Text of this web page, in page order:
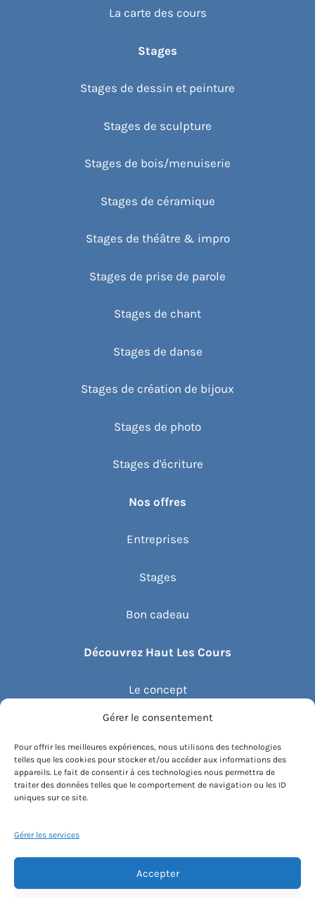
Gérer le consentement
Pour offrir les meilleures expériences, nous utilisons des technologies
telles que les cookies pour stocker et/ou accéder aux informations des
appareils. Le fait de consentir à ces technologies nous permettra de
traiter des données telles que le comportement de navigation ou les ID
uniques sur ce site.
Gérer les services
Accepter
La carte des cours
Stages
Stages de dessin et peinture
Stages de sculpture
Stages de bois/menuiserie
Stages de céramique
Stages de théâtre & impro
Stages de prise de parole
Stages de chant
Stages de danse
Stages de création de bijoux
Stages de photo
Stages d'écriture
Nos offres
Entreprises
Stages
Bon cadeau
Découvrez Haut Les Cours
Le concept
Blog
Conditions générales de vente